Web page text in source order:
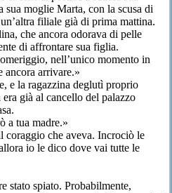
moglie Marta, con la scusa di
filiale già di prima mattina.
che ancora odorava di pelle
di affrontare sua figlia.
nell’unico momento in
ancora arrivare.»
e la ragazzina deglutì proprio
già al cancello del palazzo
a tua madre.»
coraggio che aveva. Incrociò le
io le dico dove vai tutte le
stato spiato. Probabilmente,